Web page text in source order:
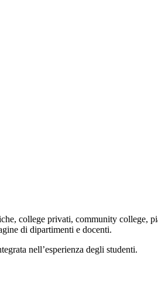
college privati, community college,
di dipartimenti e docenti.
nell’esperienza degli studenti.